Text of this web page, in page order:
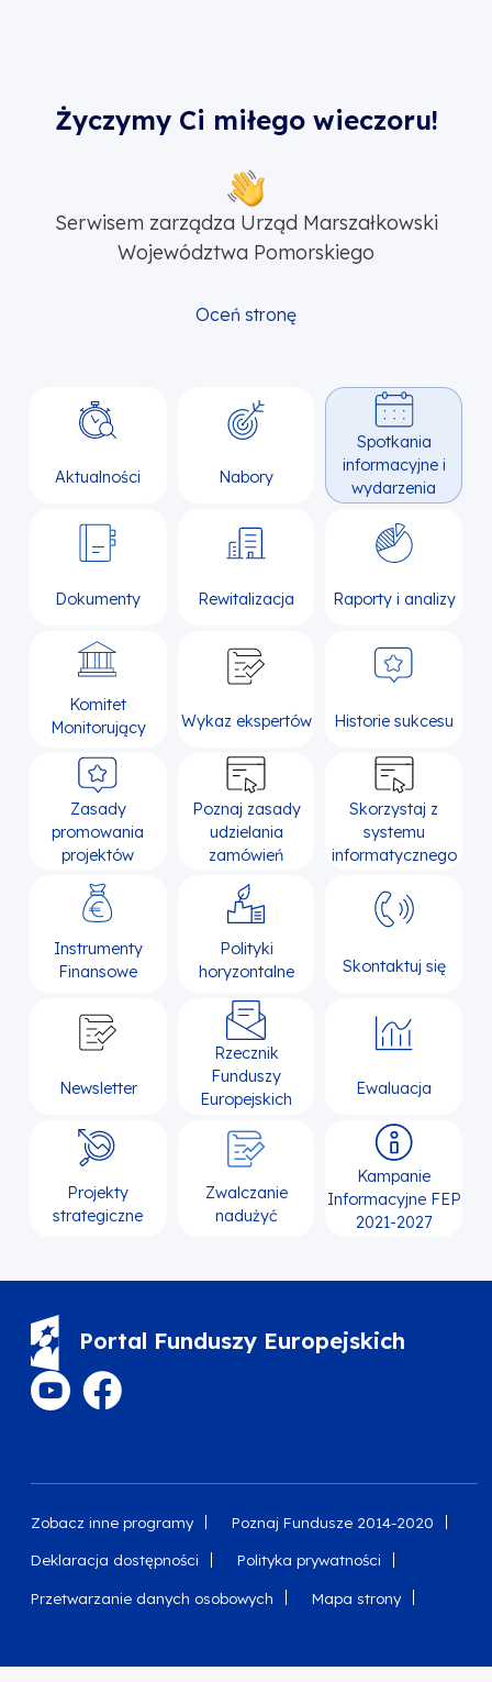
Życzymy Ci miłego wieczoru!
Serwisem zarządza Urząd Marszałkowski
Województwa Pomorskiego
Oceń stronę
Aktualności Nabory
Spotkania
informacyjne i
wydarzenia
Dokumenty Rewitalizacja Raporty i analizy
Komitet
Monitorujący
Wykaz ekspertów Historie sukcesu
Zasady
promowania
projektów
Poznaj zasady
udzielania
zamówień
Skorzystaj z
systemu
informatycznego
Instrumenty
Finansowe
Polityki
horyzontalne
Skontaktuj się
Newsletter
Rzecznik
Funduszy
Europejskich
Ewaluacja
Projekty
strategiczne
Zwalczanie
nadużyć
Kampanie
Informacyjne FEP
2021-2027
Portal Funduszy Europejskich
Zobacz inne programy Poznaj Fundusze 2014-2020
Deklaracja dostępności Polityka prywatności
Przetwarzanie danych osobowych Mapa strony